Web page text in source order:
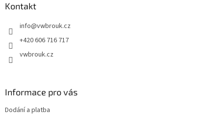
Kontakt
info@vwbrouk.cz
+420 606 716 717
vwbrouk.cz
Informace pro vás
Dodání a platba